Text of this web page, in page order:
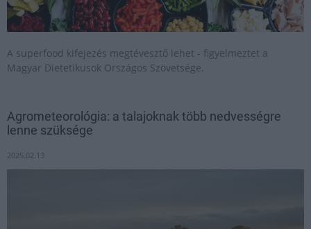
A superfood kifejezés megtévesztő lehet - figyelmeztet a
Magyar Dietetikusok Országos Szövetsége.
Agrometeorológia: a talajoknak több nedvességre
lenne szüksége
2025.02.13